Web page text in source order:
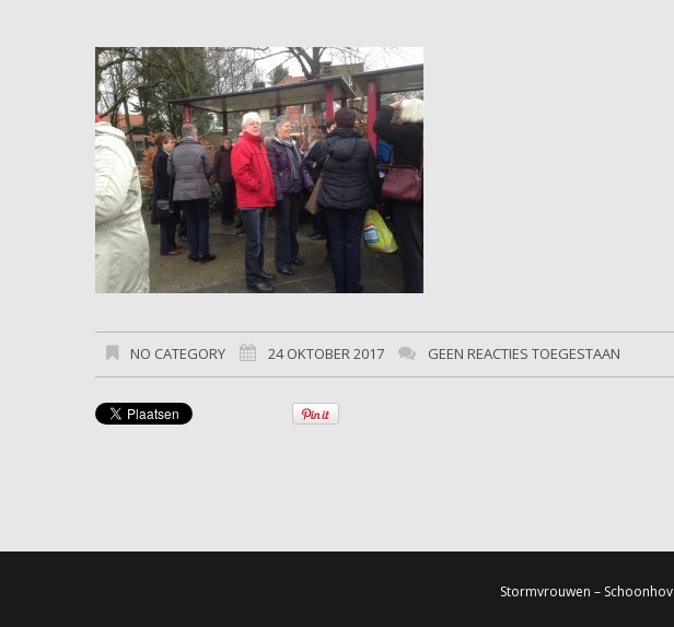
NO CATEGORY 24 OKTOBER 2017 GEEN REACTIES TOEGESTAAN
Stormvrouwen –